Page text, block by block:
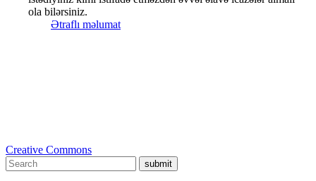
ola bilərsiniz.
Ətraflı məlumat
Creative Commons
submit